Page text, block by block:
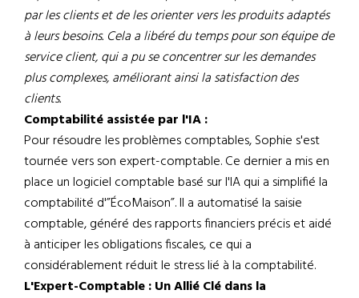
par les clients et de les orienter vers les produits adaptés
à leurs besoins. Cela a libéré du temps pour son équipe de
service client, qui a pu se concentrer sur les demandes
plus complexes, améliorant ainsi la satisfaction des
clients.
Comptabilité assistée par l'IA :
Pour résoudre les problèmes comptables, Sophie s'est
tournée vers son expert-comptable. Ce dernier a mis en
place un logiciel comptable basé sur l'IA qui a simplifié la
comptabilité d'”ÉcoMaison”. Il a automatisé la saisie
comptable, généré des rapports financiers précis et aidé
à anticiper les obligations fiscales, ce qui a
considérablement réduit le stress lié à la comptabilité.
L'Expert-Comptable : Un Allié Clé dans la